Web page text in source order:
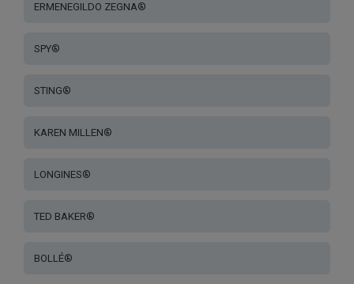
ERMENEGILDO ZEGNA®
SPY®
STING®
KAREN MILLEN®
LONGINES®
TED BAKER®
BOLLÉ®